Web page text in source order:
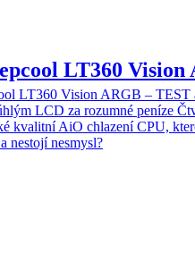
LT360
LT360 Vision ARGB – TEST
LCD za rozumné peníze
kvalitní AiO chlazení CPU,
nestojí nesmysl?